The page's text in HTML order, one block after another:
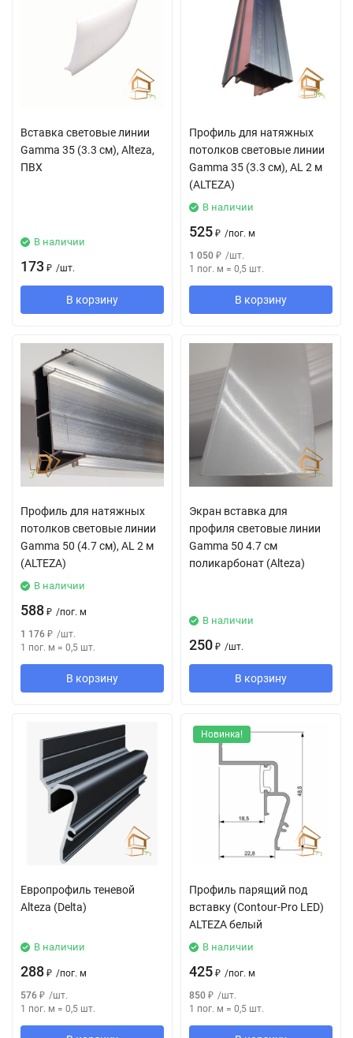
Вставка световые линии
Gamma 35 (3.3 см), Alteza,
ПВХ
В наличии
173 ₽ /шт.
В корзину
Профиль для натяжных
потолков световые линии
Gamma 35 (3.3 см), AL 2 м
(ALTEZA)
В наличии
525 ₽ /пог. м
1 050 ₽ /шт.
1 пог. м = 0,5 шт.
В корзину
Профиль для натяжных
потолков световые линии
Gamma 50 (4.7 см), AL 2 м
(ALTEZA)
В наличии
588 ₽ /пог. м
1 176 ₽ /шт.
1 пог. м = 0,5 шт.
В корзину
Экран вставка для
профиля световые линии
Gamma 50 4.7 см
поликарбонат (Alteza)
В наличии
250 ₽ /шт.
В корзину
Европрофиль теневой
Alteza (Delta)
В наличии
288 ₽ /пог. м
576 ₽ /шт.
1 пог. м = 0,5 шт.
Новинка!
Профиль парящий под
вставку (Contour-Pro LED)
ALTEZA белый
В наличии
425 ₽ /пог. м
850 ₽ /шт.
1 пог. м = 0,5 шт.